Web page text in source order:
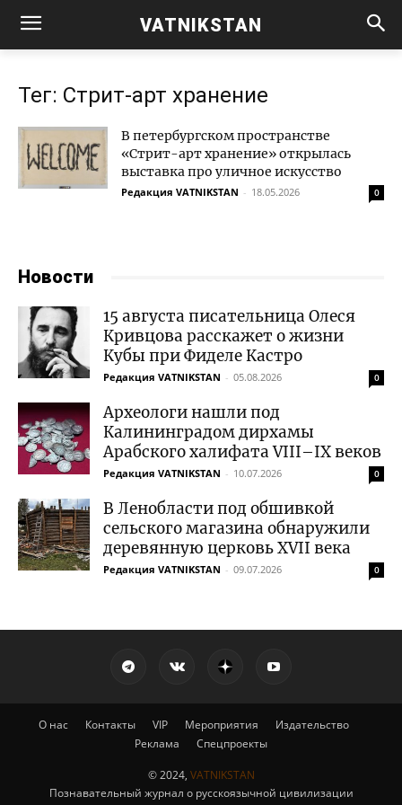
VATNIKSTAN
Тег: Стрит-арт хранение
В петербургском пространстве
«Стрит-арт хранение» открылась
выставка про уличное искусство
Редакция VATNIKSTAN - 18.05.2026 0
Новости
15 августа писательница Олеся
Кривцова расскажет о жизни
Кубы при Фиделе Кастро
Редакция VATNIKSTAN - 05.08.2026 0
Археологи нашли под
Калининградом дирхамы
Арабского халифата VIII–IX веков
Редакция VATNIKSTAN - 10.07.2026 0
В Ленобласти под обшивкой
сельского магазина обнаружили
деревянную церковь XVII века
Редакция VATNIKSTAN - 09.07.2026 0
О нас Контакты VIP Мероприятия
Издательство
Реклама
Спецпроекты
© 2024, VATNIKSTAN
Познавательный журнал о русскоязычной цивилизации